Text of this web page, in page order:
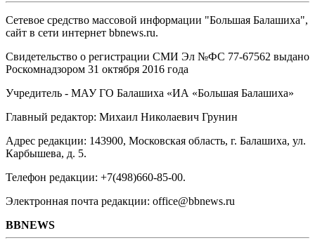
Сетевое средство массовой информации "Большая Балашиха",
сайт в сети интернет bbnews.ru.
Свидетельство о регистрации СМИ Эл №ФС ‎77-67562 выдано
Роскомнадзором 31 октября 2016 года
Учредитель - МАУ ГО Балашиха «ИА «Большая Балашиха»
Главный редактор: Михаил Николаевич Грунин
Адрес редакции: 143900, Московская область, г. Балашиха, ул.
Карбышева, д. 5.
Телефон редакции: +7(498)660-85-00.
Электронная почта редакции: office@bbnews.ru
BBNEWS